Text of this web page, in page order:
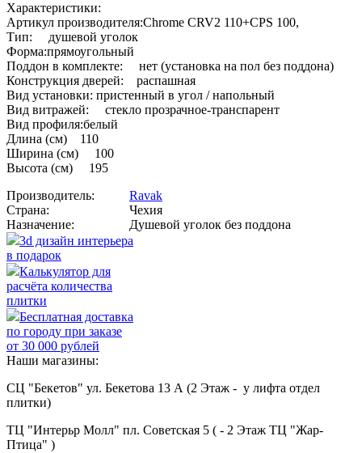
Характеристики:
Артикул производителя:Chrome CRV2 110+CPS 100,
Тип: душевой уголок
Форма:прямоугольный
Поддон в комплекте: нет (установка на пол без поддона)
Конструкция дверей: распашная
Вид установки: пристенный в угол / напольный
Вид витражей: стекло прозрачное-транспарент
Вид профиля:белый
Длина (см) 110
Ширина (см) 100
Высота (см) 195
Производитель:
Ravak
Страна:
Чехия
Назначение:
Душевой уголок без поддона
3d дизайн интерьера
в подарок
Калькулятор для
расчёта количества
плитки
Бесплатная доставка
по городу при заказе
от 30 000 рублей
Наши магазины:
СЦ "Бекетов" ул. Бекетова 13 А (2 Этаж - у лифта отдел
плитки)
ТЦ "Интерьр Молл" пл. Советская 5 ( - 2 Этаж ТЦ "Жар-
Птица" )